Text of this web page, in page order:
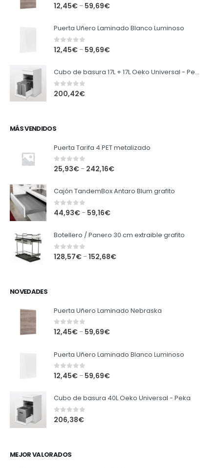
0out of 5
12,45€ – 59,69€
Puerta Uñero Laminado Blanco Luminoso
0out of 5
12,45€ – 59,69€
Cubo de basura 17L + 17L Oeko Universal - Peka
0out of 5
200,42€
MÁS VENDIDOS
Puerta Tarifa 4 PET metalizado
0out of 5
25,93€ – 242,16€
Cajón TandemBox Antaro Blum grafito
0out of 5
44,93€ – 59,16€
Botellero / Panero 30 cm extraible grafito
0out of 5
128,57€ –152,68€
NOVEDADES
Puerta Uñero Laminado Nebraska
0out of 5
12,45€ – 59,69€
Puerta Uñero Laminado Blanco Luminoso
0out of 5
12,45€ – 59,69€
Cubo de basura 40L Oeko Universal - Peka
0out of 5
206,38€
MEJOR VALORADOS